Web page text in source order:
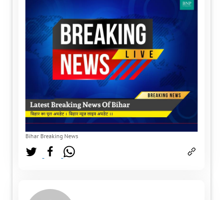
Bihar Breaking News